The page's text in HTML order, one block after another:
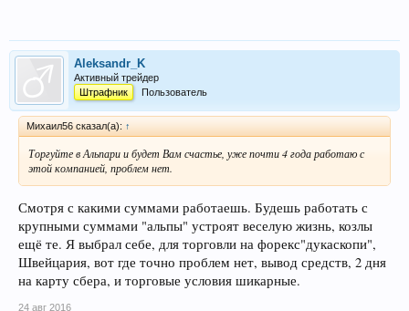
Aleksandr_K
Активный трейдер
Штрафник
Пользователь
Михаил56 сказал(а): ↑
Торгуйте в Альпари и будет Вам счастье, уже почти 4 года работаю с
этой компанией, проблем нет.
Смотря с какими суммами работаешь. Будешь работать с
крупными суммами "альпы" устроят веселую жизнь, козлы
ещё те. Я выбрал себе, для торговли на форекс"дукаскопи",
Швейцария, вот где точно проблем нет, вывод средств, 2 дня
на карту сбера, и торговые условия шикарные.
24 авг 2016